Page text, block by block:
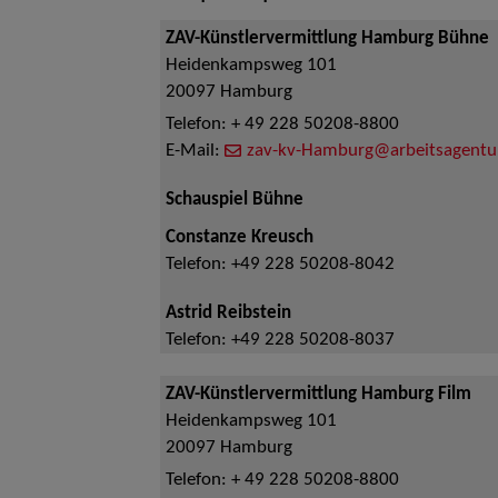
ZAV-Künstlervermittlung Hamburg Bühne
Heidenkampsweg 101
20097 Hamburg
Telefon: + 49 228 50208-8800
E-Mail:
zav-kv-
Schauspiel Bühne
Constanze Kreusch
Telefon: +49 228 50208-8042
Astrid Reibstein
Telefon: +49 228 50208-8037
ZAV-Künstlervermittlung Hamburg Film
Heidenkampsweg 101
20097 Hamburg
Telefon: + 49 228 50208-8800